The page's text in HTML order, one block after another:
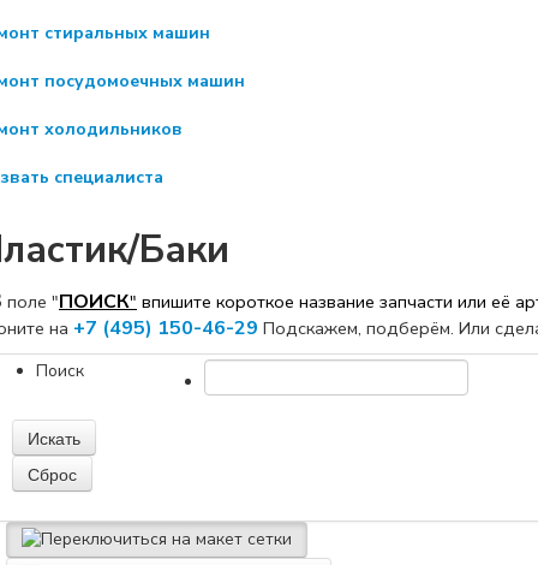
стиральных машин
посудомоечных машин
холодильников
специалиста
Баки
поле "ПОИСК" впишите короткое название запчасти или её
на +7 (495) 150-46-29 Подскажем, подберём. Или
Поиск